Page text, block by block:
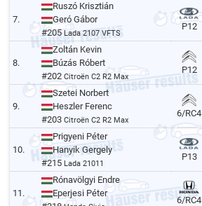
7.
Ruszó Krisztián
Geró Gábor
#205Lada 2107 VFTS
P12
8.
Zoltán Kevin
Búzás Róbert
#202Citroën C2 R2 Max
P12
9.
Szetei Norbert
Heszler Ferenc
#203Citroën C2 R2 Max
6/RC4
10.
Prigyeni Péter
Hanyik Gergely
#215 Lada 21011
P13
11.
Rónavölgyi Endre
Eperjesi Péter
6/RC4